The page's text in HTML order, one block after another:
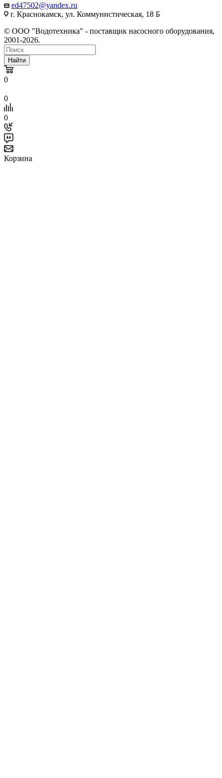
ed47502@yandex.ru
г. Краснокамск, ул. Коммунистическая, 18 Б
© ООО "Водотехника" - поставщик насосного оборудования,
2001-2026.
Найти
0
0
0
Корзина